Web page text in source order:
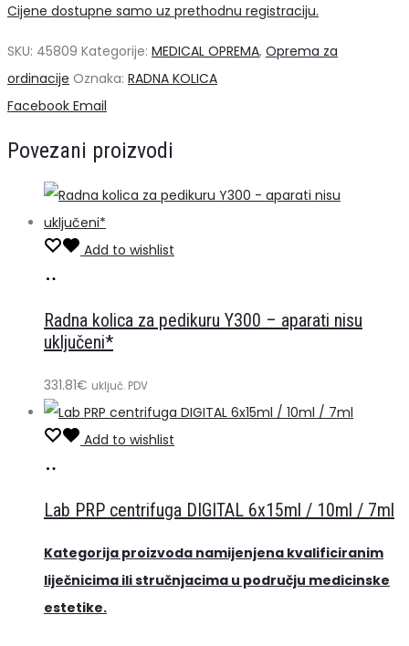
Cijene dostupne samo uz prethodnu registraciju.
SKU: 45809 Kategorije: MEDICAL OPREMA, Oprema za
ordinacije Oznaka: RADNA KOLICA
Share
Facebook Email
Povezani proizvodi
Add to wishlist
košaricu
Radna kolica za pedikuru Y300 – aparati nisu
uključeni*
331.81€ uključ. PDV
Add to wishlist
Lab PRP centrifuga DIGITAL 6x15ml / 10ml / 7ml
Kategorija proizvoda namijenjena kvalificiranim
liječnicima ili stručnjacima u području medicinske
estetike.